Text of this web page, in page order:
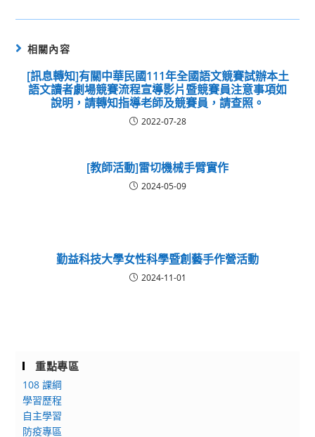
相關內容
[訊息轉知]有關中華民國111年全國語文競賽試辦本土
語文讀者劇場競賽流程宣導影片暨競賽員注意事項如
說明，請轉知指導老師及競賽員，請查照。
2022-07-28
[教師活動]雷切機械手臂實作
2024-05-09
勤益科技大學女性科學暨創藝手作營活動
2024-11-01
重點專區
108 課綱
學習歷程
自主學習
防疫專區